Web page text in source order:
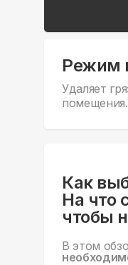
Режим
Удаляет
помещения.
Как
На что
чтобы
В этом